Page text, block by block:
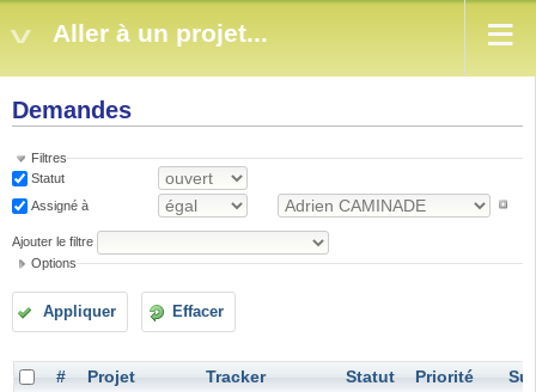
Aller à un projet...
Demandes
Filtres
Statut
Assigné à
Ajouter le filtre
Options
Appliquer Effacer
# Projet Tracker Statut Priorité